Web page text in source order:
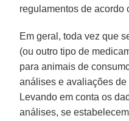
regulamentos de acordo
Em geral, toda vez que
(ou outro tipo de
para animais de
análises e avaliações
Levando em conta os
análises, se